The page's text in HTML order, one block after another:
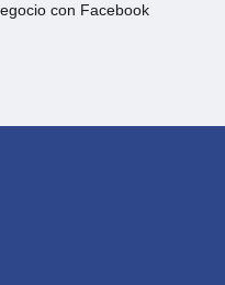
con Facebook